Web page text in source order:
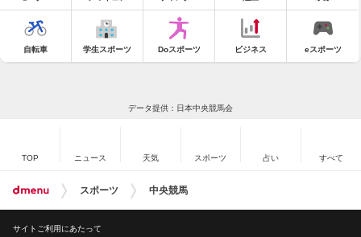
自転車 学生スポーツ Doスポーツ ビジネス eスポーツ
データ提供：日本中央競馬会
TOP ニュース 天気 スポーツ 占い すべて
スポーツ 中央競馬
サイトご利用にあたって